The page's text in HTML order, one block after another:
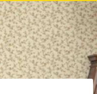
dringend ausziehen sollten